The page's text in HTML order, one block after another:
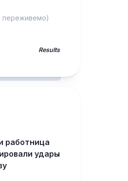
переживемо)
Results
работница
удары